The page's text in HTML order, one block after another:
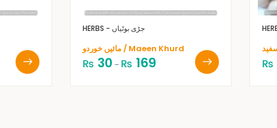
HERBS - جڑی بوٹیاں
مائیں خوردو / Maeen Khurd
₨ 30 – ₨ 169 ₨